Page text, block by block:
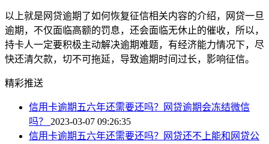
以上就是网贷逾期了如何恢复征信相关内容的介绍，网贷一旦
逾期，不仅面临高额的罚息，还会面临无休止的催收，所以，
持卡人一定要积极主动解决逾期难题，有经济能力情况下，尽
快还清欠款，切不可拖延，导致逾期时间过长，影响征信。
精彩推送
信用卡逾期五六年还需要还吗？网贷逾期会冻结微信
吗？ 2023-03-07 09:26:35
信用卡逾期五六年还需要还吗？网贷还不上能和网贷公